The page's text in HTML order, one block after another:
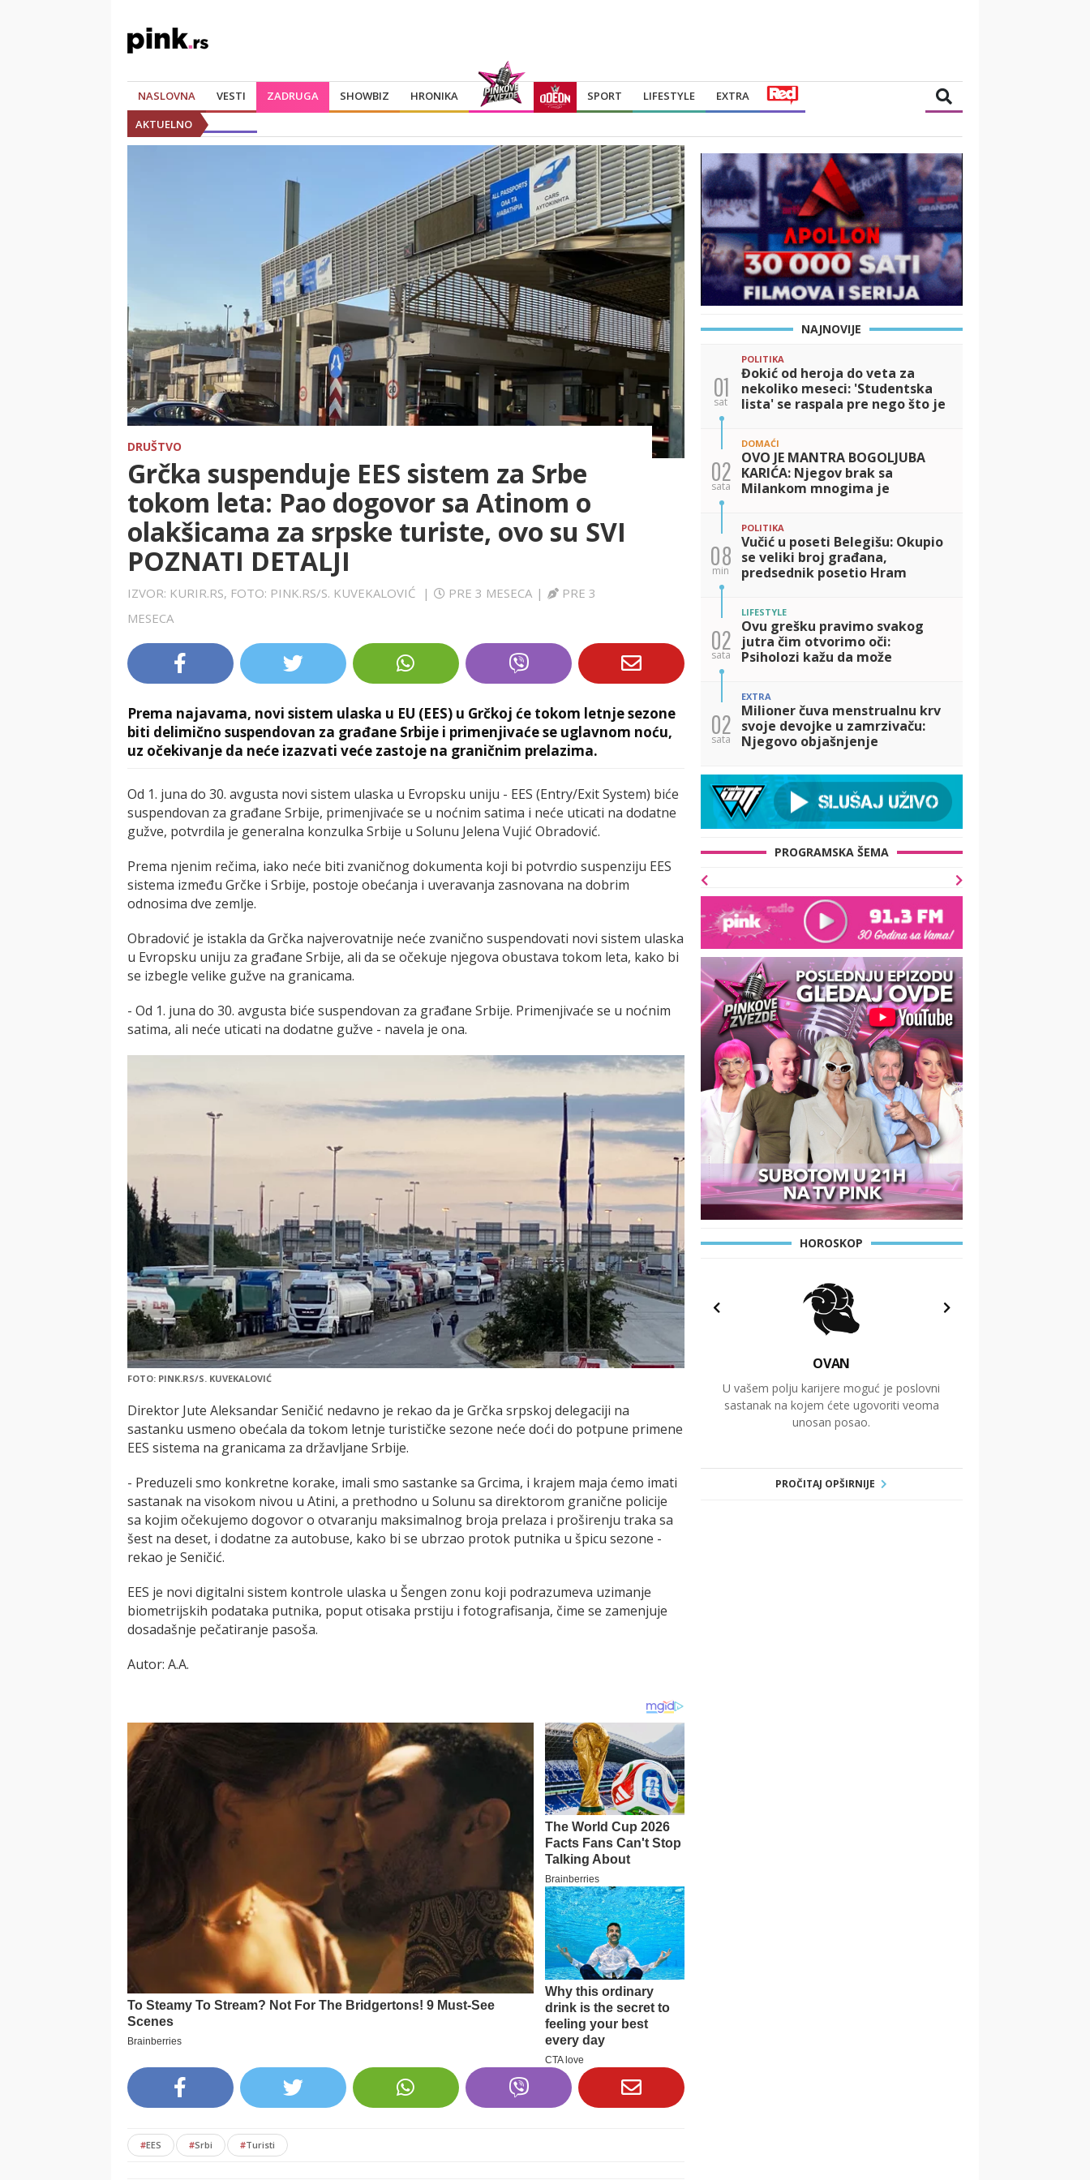
NASLOVNA VESTI ZADRUGA SHOWBIZ HRONIKA SPORT LIFESTYLE
EXTRA
AKTUELNO
DRUŠTVO
Grčka suspenduje EES sistem za Srbe
tokom leta: Pao dogovor sa Atinom o
olakšicama za srpske turiste, ovo su SVI
POZNATI DETALJI
IZVOR: KURIR.RS, FOTO: PINK.RS/S. KUVEKALOVIĆ | PRE 3 MESECA |
PRE 3
MESECA
Prema najavama, novi sistem ulaska u EU (EES) u Grčkoj će tokom letnje sezone
biti delimično suspendovan za građane Srbije i primenjivaće se uglavnom noću,
uz očekivanje da neće izazvati veće zastoje na graničnim prelazima.
Od 1. juna do 30. avgusta novi sistem ulaska u Evropsku uniju - EES (Entry/Exit System) biće
suspendovan za građane Srbije, primenjivaće se u noćnim satima i neće uticati na dodatne
gužve, potvrdila je generalna konzulka Srbije u Solunu Jelena Vujić Obradović.
Prema njenim rečima, iako neće biti zvaničnog dokumenta koji bi potvrdio suspenziju EES
sistema između Grčke i Srbije, postoje obećanja i uveravanja zasnovana na dobrim
odnosima dve zemlje.
Obradović je istakla da Grčka najverovatnije neće zvanično suspendovati novi sistem ulaska
u Evropsku uniju za građane Srbije, ali da se očekuje njegova obustava tokom leta, kako bi
se izbegle velike gužve na granicama.
- Od 1. juna do 30. avgusta biće suspendovan za građane Srbije. Primenjivaće se u noćnim
satima, ali neće uticati na dodatne gužve - navela je ona.
FOTO: PINK.RS/S. KUVEKALOVIĆ
Direktor Jute Aleksandar Seničić nedavno je rekao da je Grčka srpskoj delegaciji na
sastanku usmeno obećala da tokom letnje turističke sezone neće doći do potpune primene
EES sistema na granicama za državljane Srbije.
- Preduzeli smo konkretne korake, imali smo sastanke sa Grcima, i krajem maja ćemo imati
sastanak na visokom nivou u Atini, a prethodno u Solunu sa direktorom granične policije
sa kojim očekujemo dogovor o otvaranju maksimalnog broja prelaza i proširenju traka sa
šest na deset, i dodatne za autobuse, kako bi se ubrzao protok putnika u špicu sezone -
rekao je Seničić.
EES je novi digitalni sistem kontrole ulaska u Šengen zonu koji podrazumeva uzimanje
biometrijskih podataka putnika, poput otisaka prstiju i fotografisanja, čime se zamenjuje
dosadašnje pečatiranje pasoša.
Autor: A.A.
#EES #Srbi #Turisti
NAJNOVIJE
01
sat
POLITIKA
Đokić od heroja do veta za
nekoliko meseci: 'Studentska
lista' se raspala pre nego što je
02
sata
DOMAĆI
OVO JE MANTRA BOGOLJUBA
KARIĆA: Njegov brak sa
Milankom mnogima je
TAJNA srećnog života!
08
min
POLITIKA
Vučić u poseti Belegišu: Okupio
se veliki broj građana,
predsednik posetio Hram
02
sata
LIFESTYLE
Ovu grešku pravimo svakog
jutra čim otvorimo oči:
Psiholozi kažu da može
02
sata
EXTRA
Milioner čuva menstrualnu krv
svoje devojke u zamrzivaču:
Njegovo objašnjenje
PROGRAMSKA ŠEMA
HOROSKOP
OVAN
U vašem polju karijere moguć je poslovni
sastanak na kojem ćete ugovoriti veoma
unosan posao.
PROČITAJ OPŠIRNIJE